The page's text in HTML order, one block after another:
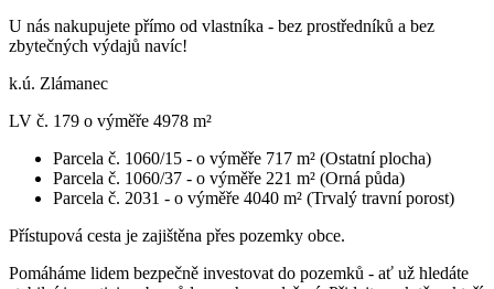
U nás nakupujete přímo od vlastníka - bez prostředníků a bez
zbytečných výdajů navíc!
k.ú. Zlámanec
LV č. 179 o výměře 4978 m²
Parcela č. 1060/15 - o výměře 717 m² (Ostatní plocha)
Parcela č. 1060/37 - o výměře 221 m² (Orná půda)
Parcela č. 2031 - o výměře 4040 m² (Trvalý travní porost)
Přístupová cesta je zajištěna přes pozemky obce.
Pomáháme lidem bezpečně investovat do pozemků - ať už hledáte